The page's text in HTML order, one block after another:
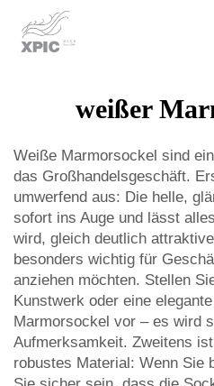
weißer
Weiße Marmorsockel sind
das Großhandelsgeschäft.
umwerfend aus: Die helle,
sofort ins Auge und lässt
wird, gleich deutlich
besonders wichtig für
anziehen möchten. Stellen
Kunstwerk oder eine
Marmorsockel vor – es wird
Aufmerksamkeit. Zweitens
robustes Material: Wenn Sie